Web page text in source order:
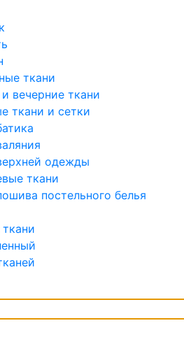
ткани
ткани
и сетки
одежды
ткани
постельного белья